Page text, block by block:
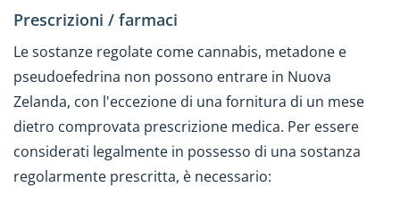
Prescrizioni / farmaci
Le sostanze regolate come cannabis, metadone e
pseudoefedrina non possono entrare in Nuova
Zelanda, con l'eccezione di una fornitura di un mese
dietro comprovata prescrizione medica. Per essere
considerati legalmente in possesso di una sostanza
regolarmente prescritta, è necessario: